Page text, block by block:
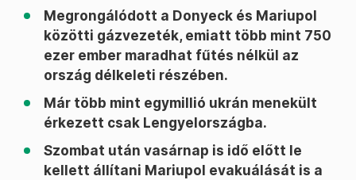
Megrongálódott a Donyeck és Mariupol
közötti gázvezeték, emiatt több mint 750
ezer ember maradhat fűtés nélkül az
ország délkeleti részében.
Már több mint egymillió ukrán menekült
érkezett csak Lengyelországba.
Szombat után vasárnap is idő előtt le
kellett állítani Mariupol evakuálását is a